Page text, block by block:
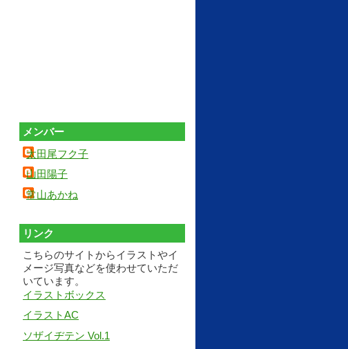
メンバー
太田尾フク子
山田陽子
常山あかね
リンク
こちらのサイトからイラストやイ
メージ写真などを使わせていただ
いています。
イラストボックス
イラストAC
ソザイヂテン Vol.1